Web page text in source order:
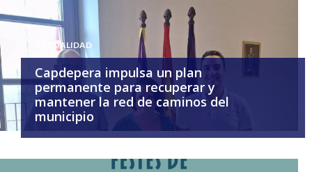
ACTUALIDAD
Capdepera impulsa un plan
permanente para recuperar y
mantener la red de caminos del
municipio